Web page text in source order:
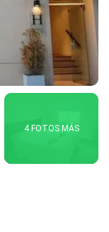
4 FOTOS MÁS